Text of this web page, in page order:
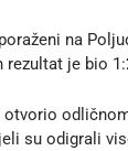
na
rezultat je bio
otvorio
su odigrali